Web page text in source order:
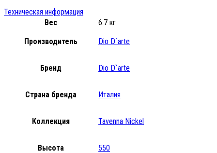
Техническая информация
Вес
6.7 кг
Производитель Dio D`arte
Бренд Dio D`arte
Страна бренда Италия
Коллекция Tavenna Nickel
Высота 550